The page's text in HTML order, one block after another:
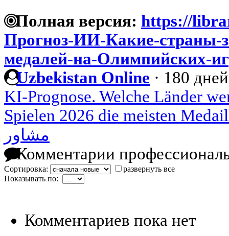
Полная версия: https://
Прогноз-ИИ-Какие-страны-
медалей-на-Олимпийских-
Uzbekistan Online · 180
KI-Prognose. Welche Länder
Spielen 2026 die meisten
مشاور
Комментарии
Сортировка:
развернуть все
Показывать по:
Комментариев пока нет